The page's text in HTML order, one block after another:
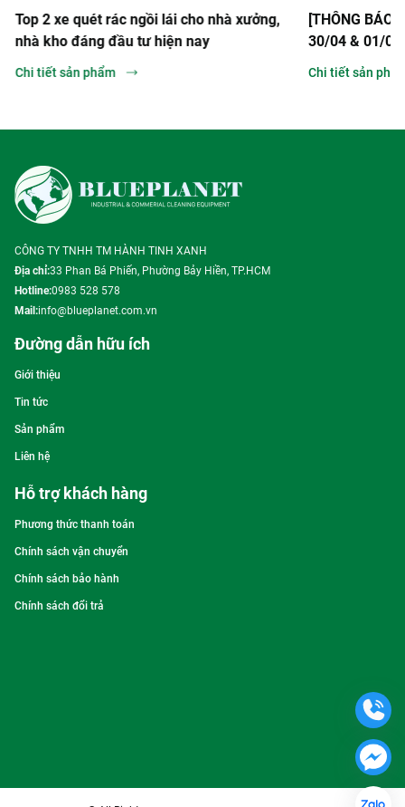
Top 2 xe quét rác ngồi lái cho nhà xưởng,
nhà kho đáng đầu tư hiện nay
Chi tiết sản phẩm
[THÔNG
30/04 & 01/05
Chi tiết sản
CÔNG TY TNHH TM HÀNH TINH XANH
Địa chỉ:33 Phan Bá Phiến, Phường Bảy Hiền, TP.HCM
Hotline:0983 528 578
Mail:info@blueplanet.com.vn
Đường dẫn hữu ích
Giới thiệu
Tin tức
Sản phẩm
Liên hệ
Hỗ trợ khách hàng
Phương thức thanh toán
Chính sách vận chuyển
Chính sách bảo hành
Chính sách đổi trả